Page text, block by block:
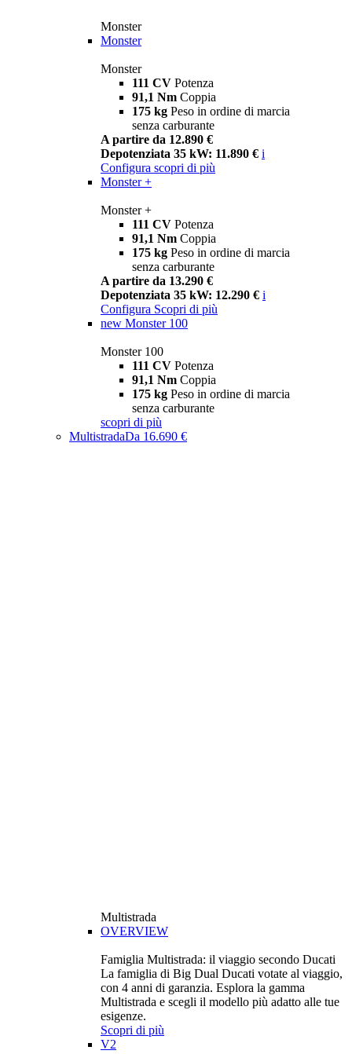
Monster
Monster
Monster
111 CV Potenza
91,1 Nm Coppia
175 kg Peso in ordine di marcia
senza carburante
A partire da 12.890 €
Depotenziata 35 kW: 11.890 € i
Configura scopri di più
Monster +
Monster +
111 CV Potenza
91,1 Nm Coppia
175 kg Peso in ordine di marcia
senza carburante
A partire da 13.290 €
Depotenziata 35 kW: 12.290 € i
Configura Scopri di più
new Monster 100
Monster 100
111 CV Potenza
91,1 Nm Coppia
175 kg Peso in ordine di marcia
senza carburante
scopri di più
MultistradaDa 16.690 €
Multistrada
OVERVIEW
Famiglia Multistrada: il viaggio secondo Ducati
La famiglia di Big Dual Ducati votate al viaggio,
con 4 anni di garanzia. Esplora la gamma
Multistrada e scegli il modello più adatto alle tue
esigenze.
Scopri di più
V2